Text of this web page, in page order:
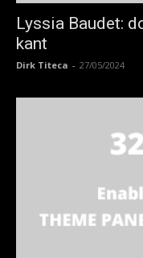
Lyssia Baudet:
kant
Dirk Titeca - 27/05/2024